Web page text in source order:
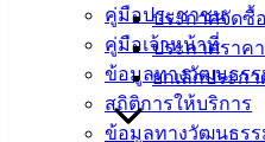
คู่มือประชาชน
คู่มือเจ้าหน้าที่
ข้อมูลทางวัฒนธรร
สถิติการให้บริการ
ข้อมูลทางวัฒนธรร
ประกาศจัดซื้
ประกาศราค
ยกเลิกประก
หัวหน้า
ราชการ